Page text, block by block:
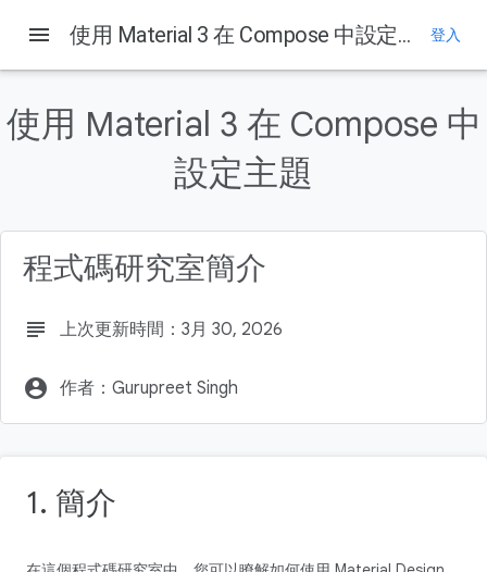
1. 簡介
學習目標
menu 使用 Material 3 在 Compose 中設定主題 登入
使用 Material 3 在 Compose 中
設定主題
程式碼研究室簡介
subject 上次更新時間：3月 30, 2026
account_circle 作者：Gurupreet Singh
1. 簡介